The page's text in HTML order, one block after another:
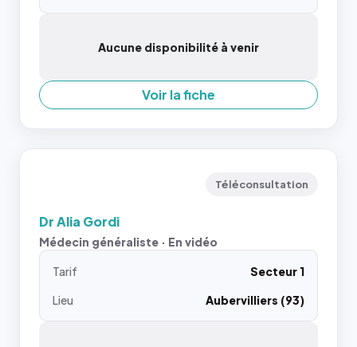
Aucune disponibilité à venir
Voir la fiche
Téléconsultation
Dr Alia Gordi
Médecin généraliste · En vidéo
Tarif
Secteur 1
Lieu
Aubervilliers (93)